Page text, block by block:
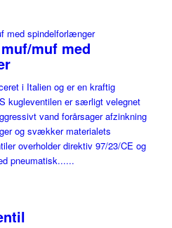
muf med
i Italien og er en kraftig
kugleventilen er særligt velegnet
vand forårsager afzinkning
og svækker materialets
overholder direktiv 97/23/CE og
pneumatisk......